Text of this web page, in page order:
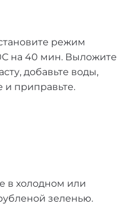
режим
на 40 мин. Выложите
добавьте воды,
приправьте.
в холодном или
зеленью.